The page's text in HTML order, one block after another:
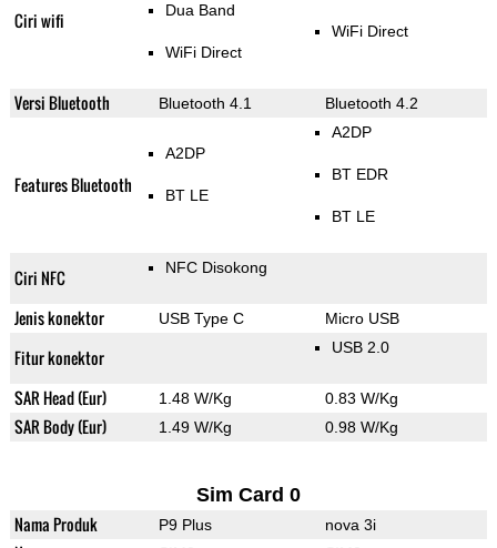
Ciri wifi Dua Band
WiFi Direct
WiFi Direct
Versi Bluetooth Bluetooth 4.1 Bluetooth 4.2
Features Bluetooth
A2DP
BT LE
A2DP
BT EDR
BT LE
Ciri NFC NFC Disokong
Jenis konektor USB Type C Micro USB
Fitur konektor USB 2.0
SAR Head (Eur) 1.48 W/Kg 0.83 W/Kg
SAR Body (Eur) 1.49 W/Kg 0.98 W/Kg
Sim Card 0
Nama Produk P9 Plus nova 3i